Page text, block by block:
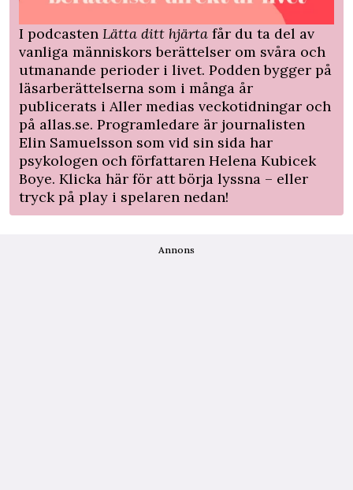
I podcasten Lätta ditt hjärta får du ta del av
vanliga människors berättelser om svåra och
utmanande perioder i livet. Podden bygger på
läsarberättelserna som i många år
publicerats i Aller medias veckotidningar och
på allas.se. Programledare är journalisten
Elin Samuelsson som vid sin sida har
psykologen och författaren Helena Kubicek
Boye. Klicka här för att börja lyssna – eller
tryck på play i spelaren nedan!
Annons